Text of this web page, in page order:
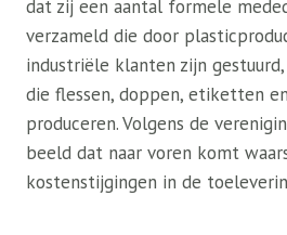
dat zij een aantal formele
verzameld die door
industriële klanten zijn
die flessen, doppen, etiketten
produceren. Volgens de
beeld dat naar voren komt
kostenstijgingen in de